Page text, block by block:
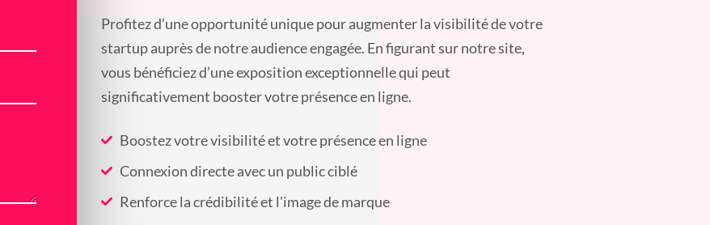
Profitez d’une opportunité unique pour augmenter la visibilité de votre
startup auprès de notre audience engagée. En figurant sur notre site,
vous bénéficiez d’une exposition exceptionnelle qui peut
significativement booster votre présence en ligne.
Boostez votre visibilité et votre présence en ligne
Connexion directe avec un public ciblé
Renforce la crédibilité et l'image de marque